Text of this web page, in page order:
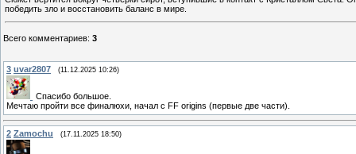
победить зло и восстановить баланс в мире.
Всего комментариев: 3
3 uvar2807 (11.12.2025 10:26)
Спасибо большое.
Мечтаю пройти все финалюхи, начал с FF origins (первые две части).
2 Zamochu (17.11.2025 18:50)